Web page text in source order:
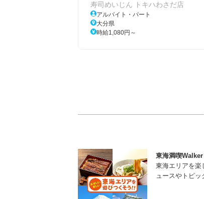
寿司めいじん トキハわさだ店
アルバイト・パート
大分県
時給1,080円～
東海満喫Walker
東海エリアを楽
ュースやトピッ